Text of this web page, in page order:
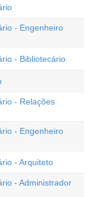
- Engenheiro
- Bibliotecário
- Relações
- Engenheiro
- Arquiteto
- Administrador